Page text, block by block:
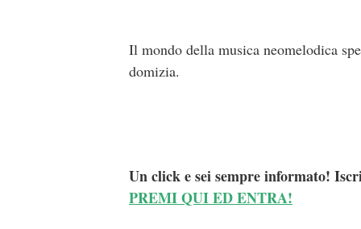
Il mondo della musica neomelodica
domizia.
Un click e sei sempre informato!
PREMI QUI ED ENTRA!